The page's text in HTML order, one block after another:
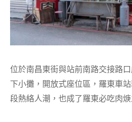
位於南昌東街與站前南路交接路
下小攤，開放式座位區，羅東車
段熱絡人潮，也成了羅東必吃肉